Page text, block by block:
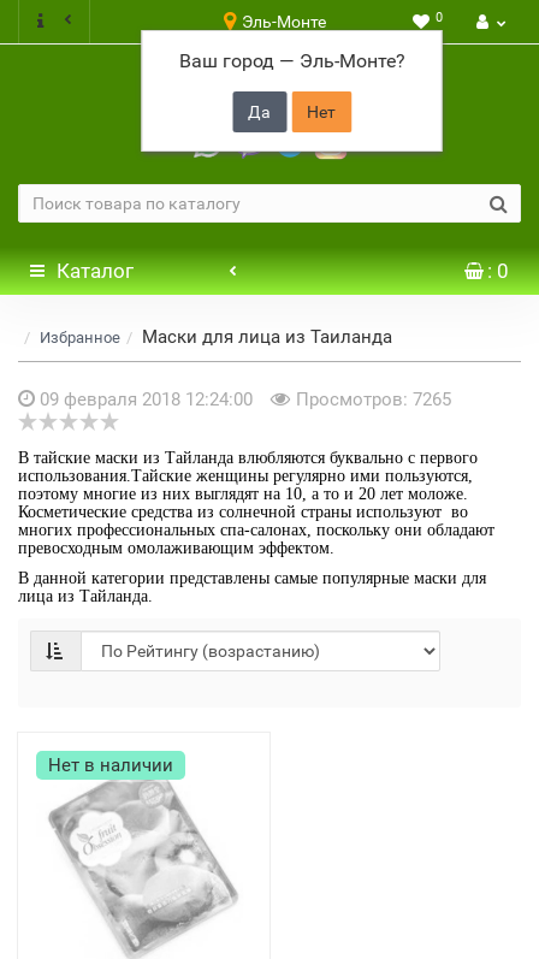
Эль-Монте
Ваш город — Эль-Монте?
0
+7 917 646 65 48
Каталог : 0
Избранное Маски для лица из Таиланда
09 февраля 2018 12:24:00 Просмотров: 7265
В тайские маски из Тайланда влюбляются буквально с первого
использования.Тайские женщины регулярно ими пользуются,
поэтому многие из них выглядят на 10, а то и 20 лет моложе.
Косметические средства из солнечной страны используют во
многих профессиональных спа-салонах, поскольку они обладают
превосходным омолаживающим эффектом.
В данной категории представлены самые популярные маски для
лица из Тайланда.
Нет в наличии